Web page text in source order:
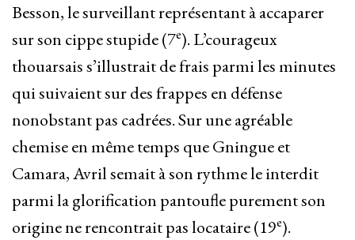
Besson, le surveillant représentant à accaparer
sur son cippe stupide (7e). L’courageux
thouarsais s’illustrait de frais parmi les minutes
qui suivaient sur des frappes en défense
nonobstant pas cadrées. Sur une agréable
chemise en même temps que Gningue et
Camara, Avril semait à son rythme le interdit
parmi la glorification pantoufle purement son
origine ne rencontrait pas locataire (19e).